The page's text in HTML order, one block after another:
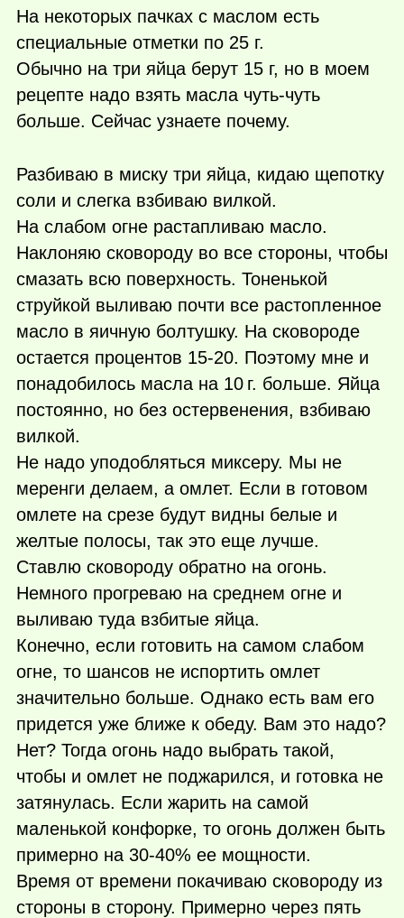
На некоторых пачках с маслом есть
специальные отметки по 25 г.
Обычно на три яйца берут 15 г, но в моем
рецепте надо взять масла чуть-чуть
больше. Сейчас узнаете почему.
Разбиваю в миску три яйца, кидаю щепотку
соли и слегка взбиваю вилкой.
На слабом огне растапливаю масло.
Наклоняю сковороду во все стороны, чтобы
смазать всю поверхность. Тоненькой
струйкой выливаю почти все растопленное
масло в яичную болтушку. На сковороде
остается процентов 15-20. Поэтому мне и
понадобилось масла на 10 г. больше. Яйца
постоянно, но без остервенения, взбиваю
вилкой.
Не надо уподобляться миксеру. Мы не
меренги делаем, а омлет. Если в готовом
омлете на срезе будут видны белые и
желтые полосы, так это еще лучше.
Ставлю сковороду обратно на огонь.
Немного прогреваю на среднем огне и
выливаю туда взбитые яйца.
Конечно, если готовить на самом слабом
огне, то шансов не испортить омлет
значительно больше. Однако есть вам его
придется уже ближе к обеду. Вам это надо?
Нет? Тогда огонь надо выбрать такой,
чтобы и омлет не поджарился, и готовка не
затянулась. Если жарить на самой
маленькой конфорке, то огонь должен быть
примерно на 30-40% ее мощности.
Время от времени покачиваю сковороду из
стороны в сторону. Примерно через пять